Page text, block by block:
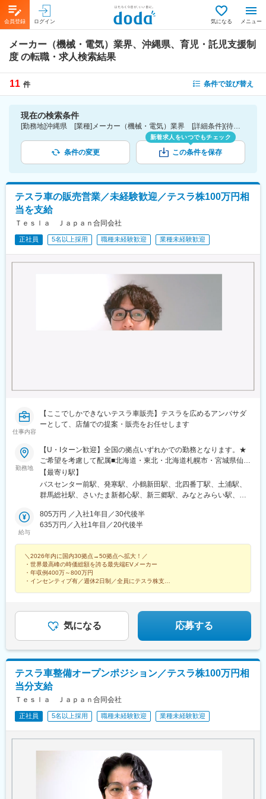
会員登録 ログイン 気になる メニュー
メーカー（機械・電気）業界、沖縄県、育児・託児支援制
度 の転職・求人検索結果
11 件 条件で並び替え
現在の検索条件
[勤務地]沖縄県 [業種]メーカー（機械・電気）業界 [詳細条件](待遇・福利厚生)育児・託児支援制度
条件の変更
新着求人をいつでもチェック
この条件を保存
テスラ車の販売営業／未経験歓迎／テスラ株100万円相
当を支給
Ｔｅｓｌａ Ｊａｐａｎ合同会社
正社員 5名以上採用 職種未経験歓迎 業種未経験歓迎
仕事内容
【ここでしかできないテスラ車販売】テスラを広めるアンバサダ
ーとして、店舗での提案・販売をお任せします
勤務地
【U・Iターン歓迎】全国の拠点いずれかでの勤務となります。★
ご希望を考慮して配属■北海道・東北・北海道札幌市・宮城県仙台
市■関東・茨城県土浦市・群馬県高崎市・埼玉県さいたま市／埼玉
県三郷市・神奈川県横浜市／神奈川県川崎市／神奈川県平塚市・
千葉県千葉市・東京都新宿区／東京都板橋区／東京都墨田区／東
市／静岡県静岡市・石川県金沢市・富山県富山市■関西・三重県津
市・大阪府堺市／大阪府大阪市・兵庫県神戸市■中国・四国・岡山
市・沖縄県豊見城市
【最寄り駅】
バスセンター前駅、発寒駅、小鶴新田駅、北四番丁駅、土浦駅、
群馬総社駅、さいたま新都心駅、新三郷駅、みなとみらい駅、川
庁前駅、二子玉川駅、志村坂上駅、昭島駅、亀島駅、星ケ丘駅(愛
知県)、栄駅(愛知県)、モレラ岐阜駅、東静岡駅、舞阪駅、金沢
県)、下関駅、雁ノ巣駅、唐人町駅、赤嶺駅、宮の沢駅、北仙台
駅、新高島駅、京急川崎駅、新宿駅、志村三丁目駅、栄生駅、栄
町駅(愛知県)、柚木駅(静岡鉄道線)、北鉄金沢駅、中百舌鳥駅、四
ツ橋駅、なんば駅(地下鉄)、西梅田駅、大雲寺前駅、紙屋町西駅、
駅、大阪難波駅、大阪梅田駅(阪神線)、紙屋町東駅
給与
805万円 ／入社1年目／30代後半
635万円／入社1年目／20代後半
＼2026年内に国内30拠点→50拠点へ拡大！／
・世界最高峰の時価総額を誇る最先端EVメーカー
・年収例400万～800万円
・インセンティブ有／週休2日制／全員にテスラ株支給
気になる 応募する
テスラ車整備オープンポジション／テスラ株100万円相
当分支給
Ｔｅｓｌａ Ｊａｐａｎ合同会社
正社員 5名以上採用 職種未経験歓迎 業種未経験歓迎